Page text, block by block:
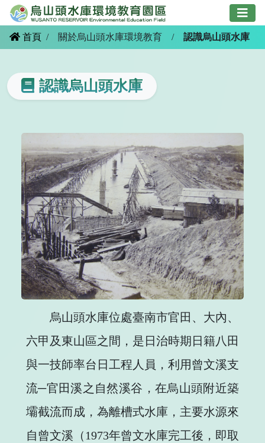
要
首頁 / 關於烏山頭水庫環境教育 / 認識烏山頭水庫
認識烏山頭水庫
烏山頭水庫位處臺南市官田、大內、
六甲及東山區之間，是日治時期日籍八田
與一技師率台日工程人員，利用曾文溪支
流─官田溪之自然溪谷，在烏山頭附近築
壩截流而成，為離槽式水庫，主要水源來
自曾文溪（1973年曾文水庫完工後，即取